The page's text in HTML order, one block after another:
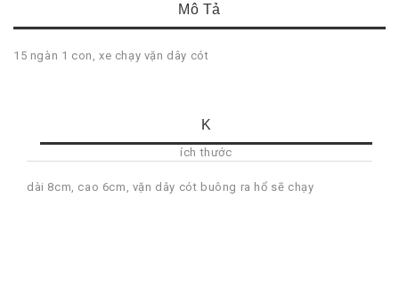
Mô Tả
15 ngàn 1 con, xe chạy vặn dây cót
K
ích thước
dài 8cm, cao 6cm, vặn dây cót buông ra hổ sẽ chạy